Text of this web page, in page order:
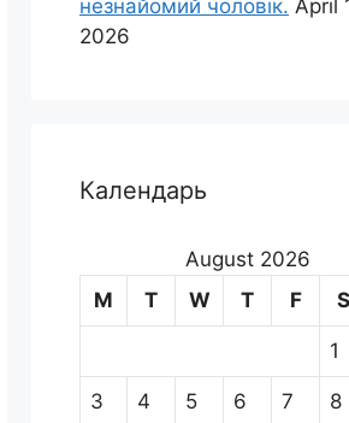
незнайомий чоловік. April
2026
Календарь
August 2026
M
T W T F S
1
3 4 5 6 7 8